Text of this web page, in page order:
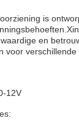
is
en
voor
12V